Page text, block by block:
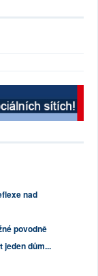
nad
povodně
jeden dům...